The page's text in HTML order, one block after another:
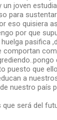
un joven
para
eso quisiera
por que
pasifica
comportan
puesto que
a
nuestro país
que será del